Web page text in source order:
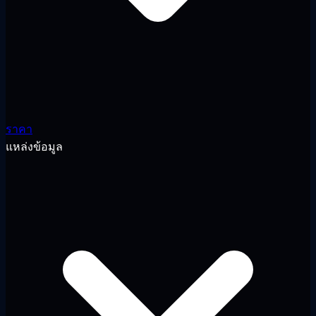
ราคา
แหล่งข้อมูล